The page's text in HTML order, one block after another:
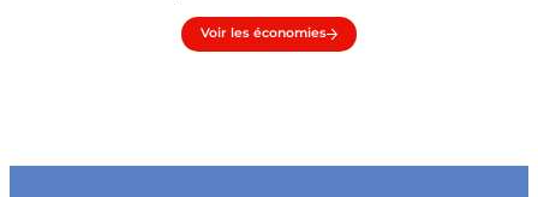
Voir les économies